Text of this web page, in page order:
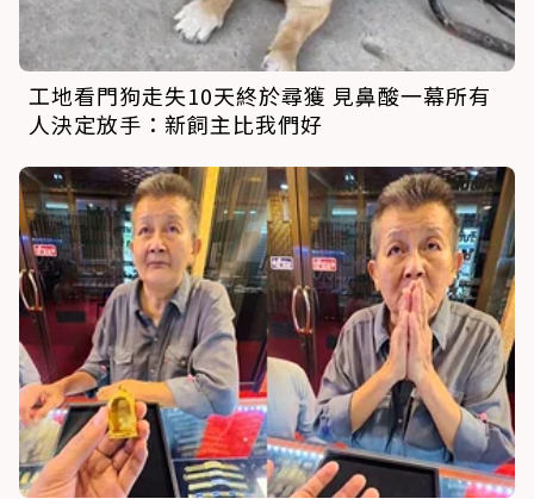
工地看門狗走失10天終於尋獲 見鼻酸一幕所有
人決定放手：新飼主比我們好